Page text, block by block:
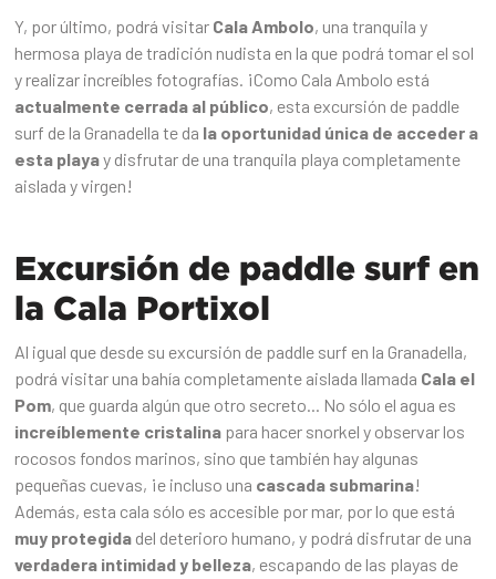
Y, por último, podrá visitar Cala Ambolo, una tranquila y
hermosa playa de tradición nudista en la que podrá tomar el sol
y realizar increíbles fotografías. ¡Como Cala Ambolo está
actualmente cerrada al público, esta excursión de paddle
surf de la Granadella te da la oportunidad única de acceder a
esta playay disfrutar de una tranquila playa completamente
aislada y virgen!
Excursión de paddle surf en
la Cala Portixol
Al igual que desde su excursión de paddle surf en la Granadella,
podrá visitar una bahía completamente aislada llamada Cala el
Pom, que guarda algún que otro secreto... No sólo el agua es
increíblemente cristalina para hacer snorkel y observar los
rocosos fondos marinos, sino que también hay algunas
pequeñas cuevas, ¡e incluso una cascada submarina!
Además, esta cala sólo es accesible por mar, por lo que está
muy protegida del deterioro humano, y podrá disfrutar de una
verdadera intimidad y belleza, escapando de las playas de